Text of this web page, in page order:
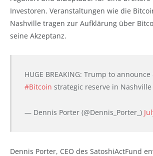
Investoren. Veranstaltungen wie die
Nashville tragen zur Aufklärung über
seine Akzeptanz.
HUGE BREAKING: Trump to announce
#Bitcoin strategic reserve in
— Dennis Porter (@Dennis_Porter_)
Dennis Porter, CEO des SatoshiActFund